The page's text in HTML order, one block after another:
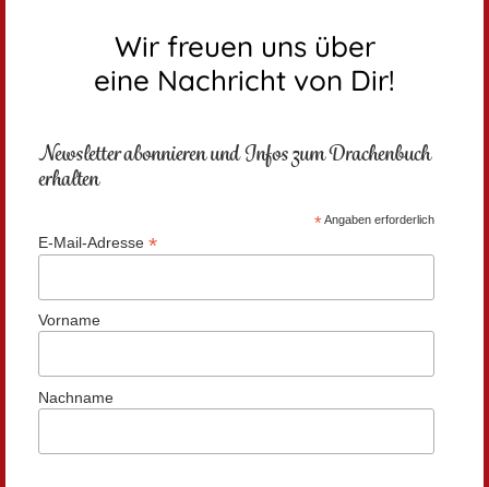
Wir freuen uns über
eine Nachricht von Dir!
Newsletter abonnieren und Infos zum Drachenbuch
erhalten
*Angaben erforderlich
E-Mail-Adresse *
Vorname
Nachname